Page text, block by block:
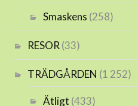
Smaskens (258)
RESOR (33)
TRÄDGÅRDEN (1 252)
Ätligt (433)